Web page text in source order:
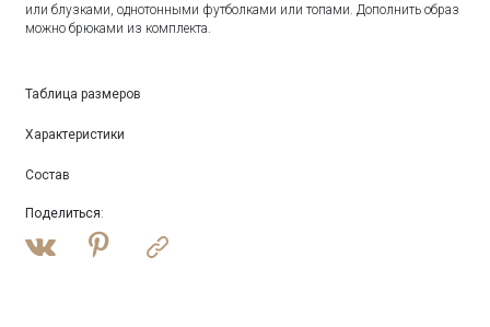
или блузками, однотонными футболками или топами. Дополнить образ
можно брюками из комплекта.
Таблица размеров
Характеристики
Состав
Поделиться: